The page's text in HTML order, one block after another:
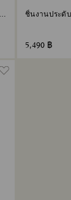
ชิ้นงานประดั
5,490 ฿